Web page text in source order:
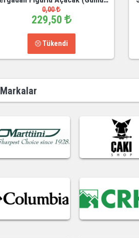
0,00
229,50
Tükendi
Markalar